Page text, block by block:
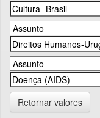
Retornar valores